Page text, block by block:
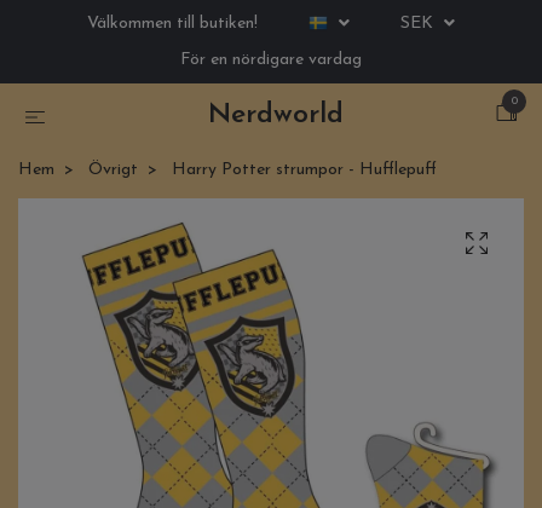
Välkommen till butiken!
SEK
För en nördigare vardag
Nerdworld
0
Hem Övrigt Harry Potter strumpor - Hufflepuff